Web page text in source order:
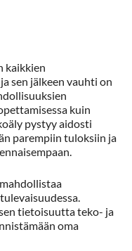
kaikkien
sen jälkeen vauhti on
kuin
pystyy aidosti
parempiin tuloksiin ja
tietoisuutta teko- ja
oma